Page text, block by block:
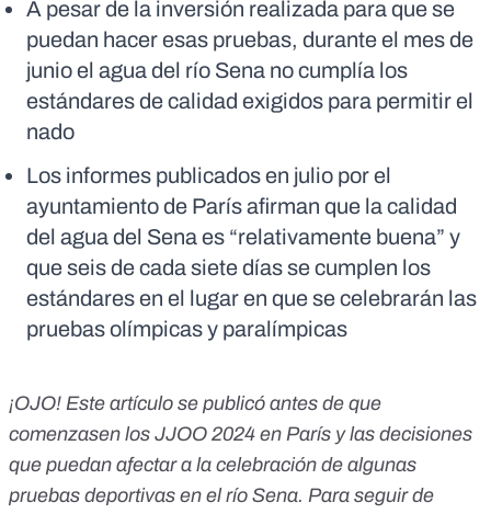
A pesar de la inversión realizada para que se
puedan hacer esas pruebas, durante el mes de
junio el agua del río Sena no cumplía los
estándares de calidad exigidos para permitir el
nado
Los informes publicados en julio por el
ayuntamiento de París afirman que la calidad
del agua del Sena es “relativamente buena” y
que seis de cada siete días se cumplen los
estándares en el lugar en que se celebrarán las
pruebas olímpicas y paralímpicas
¡OJO! Este artículo se publicó antes de que
comenzasen los JJOO 2024 en París y las decisiones
que puedan afectar a la celebración de algunas
pruebas deportivas en el río Sena. Para seguir de